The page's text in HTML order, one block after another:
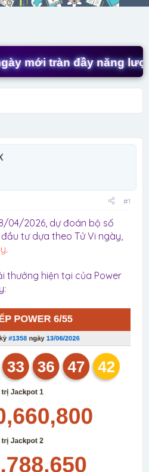
y
i
tràn đầy năng lượng!
#1
04/2026, dự đoán bộ số
tư dựa theo Tử Vi ngày,
.
thưởng hiện tại của Power